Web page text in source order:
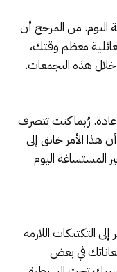
اليوم. من المرجح أن
معظم وقتك،
هذه التجمعات.
رُبما كنت تتصرف
هذا الأمر خانق إلى
المستساغة اليوم
التكتيكات اللازمة
في بعض